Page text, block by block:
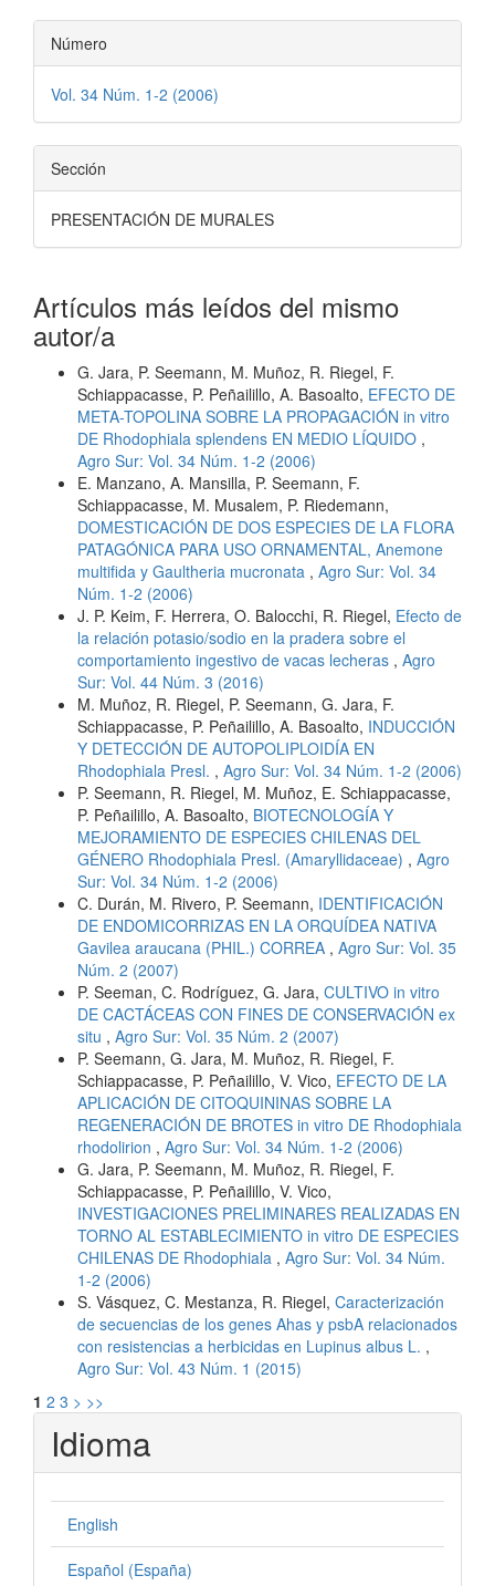
Número
Vol. 34 Núm. 1-2 (2006)
Sección
PRESENTACIÓN DE MURALES
Artículos más leídos del mismo
autor/a
G. Jara, P. Seemann, M. Muñoz, R. Riegel, F.
Schiappacasse, P. Peñailillo, A. Basoalto, EFECTO DE
META-TOPOLINA SOBRE LA PROPAGACIÓN in vitro
DE Rhodophiala splendens EN MEDIO LÍQUIDO ,
Agro Sur: Vol. 34 Núm. 1-2 (2006)
E. Manzano, A. Mansilla, P. Seemann, F.
Schiappacasse, M. Musalem, P. Riedemann,
DOMESTICACIÓN DE DOS ESPECIES DE LA FLORA
PATAGÓNICA PARA USO ORNAMENTAL, Anemone
multifida y Gaultheria mucronata , Agro Sur: Vol. 34
Núm. 1-2 (2006)
J. P. Keim, F. Herrera, O. Balocchi, R. Riegel, Efecto de
la relación potasio/sodio en la pradera sobre el
comportamiento ingestivo de vacas lecheras , Agro
Sur: Vol. 44 Núm. 3 (2016)
M. Muñoz, R. Riegel, P. Seemann, G. Jara, F.
Schiappacasse, P. Peñailillo, A. Basoalto, INDUCCIÓN
Y DETECCIÓN DE AUTOPOLIPLOIDÍA EN
Rhodophiala Presl. , Agro Sur: Vol. 34 Núm. 1-2 (2006)
P. Seemann, R. Riegel, M. Muñoz, E. Schiappacasse,
P. Peñailillo, A. Basoalto, BIOTECNOLOGÍA Y
MEJORAMIENTO DE ESPECIES CHILENAS DEL
GÉNERO Rhodophiala Presl. (Amaryllidaceae) , Agro
Sur: Vol. 34 Núm. 1-2 (2006)
C. Durán, M. Rivero, P. Seemann, IDENTIFICACIÓN
DE ENDOMICORRIZAS EN LA ORQUÍDEA NATIVA
Gavilea araucana (PHIL.) CORREA , Agro Sur: Vol. 35
Núm. 2 (2007)
P. Seeman, C. Rodríguez, G. Jara, CULTIVO in vitro
DE CACTÁCEAS CON FINES DE CONSERVACIÓN ex
situ , Agro Sur: Vol. 35 Núm. 2 (2007)
P. Seemann, G. Jara, M. Muñoz, R. Riegel, F.
Schiappacasse, P. Peñailillo, V. Vico, EFECTO DE LA
APLICACIÓN DE CITOQUININAS SOBRE LA
REGENERACIÓN DE BROTES in vitro DE Rhodophiala
rhodolirion , Agro Sur: Vol. 34 Núm. 1-2 (2006)
G. Jara, P. Seemann, M. Muñoz, R. Riegel, F.
Schiappacasse, P. Peñailillo, V. Vico,
INVESTIGACIONES PRELIMINARES REALIZADAS EN
TORNO AL ESTABLECIMIENTO in vitro DE ESPECIES
CHILENAS DE Rhodophiala , Agro Sur: Vol. 34 Núm.
1-2 (2006)
S. Vásquez, C. Mestanza, R. Riegel, Caracterización
de secuencias de los genes Ahas y psbA relacionados
con resistencias a herbicidas en Lupinus albus L. ,
Agro Sur: Vol. 43 Núm. 1 (2015)
1 2 3 > >>
Idioma
English
Español (España)